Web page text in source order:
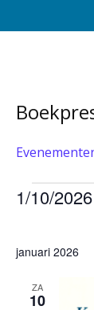
1/10/2026
datum.
januari 2026
ZA
10